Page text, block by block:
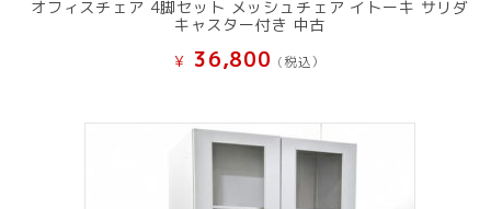
オフィスチェア 4脚セット メッシュチェア イトーキ サリダ
キャスター付き 中古
¥ 36,800 (税込）